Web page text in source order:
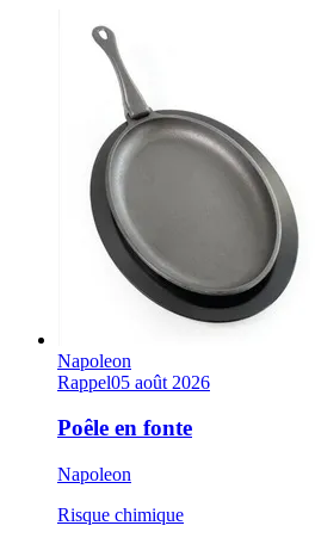
Napoleon
Rappel05 août 2026
Poêle en fonte
Napoleon
Risque chimique